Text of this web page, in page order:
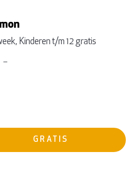
Kinderen t/m 12 gratis
GRATIS